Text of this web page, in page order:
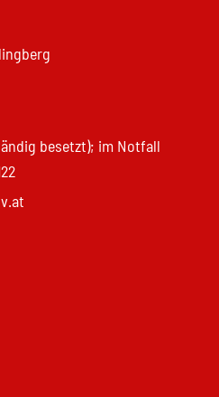
besetzt); im Notfall